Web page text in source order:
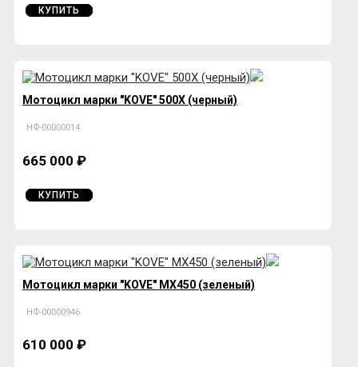
КУПИТЬ
Мотоцикл марки "KOVE" 500Х (черный)
НФ-00000014
665 000 ₽
КУПИТЬ
Мотоцикл марки "KOVE" MX450 (зеленый)
НФ-00000946
610 000 ₽